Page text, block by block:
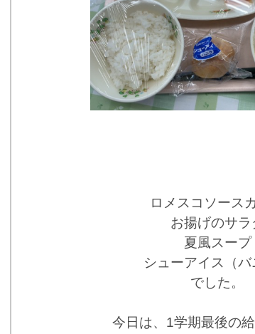
ロメスコソース
お揚げのサラ
夏風スープ
シューアイス（バ
でした。
今日は、1学期最後の